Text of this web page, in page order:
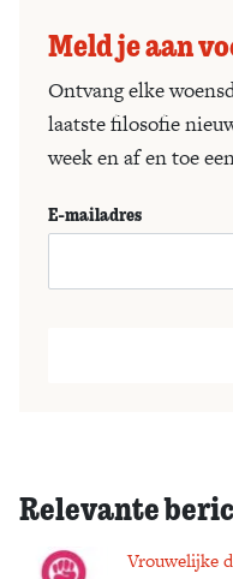
Meld je aan
Ontvang elke
laatste filosofie
week en af en toe
E-mailadres
Relevante
Vrouwelijke